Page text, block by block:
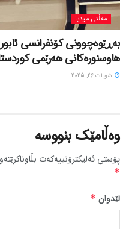
مەڵتی میدیا
بەڕێوەچوونی کۆنفرانسی
هاوسنورەکانی هەرێمی
شوبات 26, 2025
وەڵامێک بنووسە
پۆستی ئەلیکترۆنییەکەت
*
لێدوان *